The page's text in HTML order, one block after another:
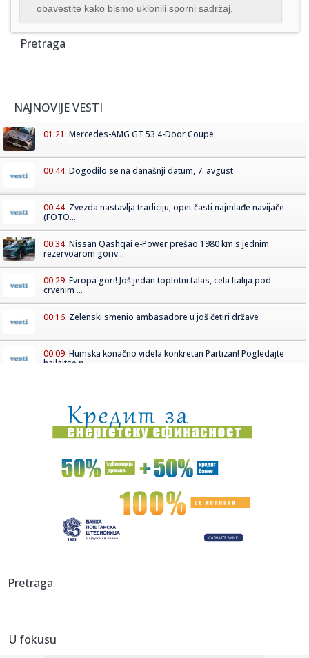
obavestite kako bismo uklonili sporni sadržaj.
Pretraga
NAJNOVIJE VESTI
01:21: Mercedes-AMG GT 53 4-Door Coupe
00:44: Dogodilo se na današnji datum, 7. avgust
00:44: Zvezda nastavlja tradiciju, opet časti najmlađe navijače
(FOTO...
00:34: Nissan Qashqai e-Power prešao 1980 km s jednim
rezervoarom goriv...
00:29: Evropa gori! Još jedan toplotni talas, cela Italija pod
crvenim ...
00:16: Zelenski smenio ambasadore u još četiri države
00:09: Humska konačno videla konkretan Partizan! Pogledajte
hajlajtse p...
00:04:Vukotić ne zna ko je Baba: "Vidim da ga svi hvale"
00:01:Na današnji dan, 7. avgust
U predgrađu Damaska podignut autobus u vazduh, dve
23:55:ROMAŠČENKO POSLE POTOPA U HUMSKOJ: Jedna stvar
VIDEO
23:47:
Pretraga
U fokusu